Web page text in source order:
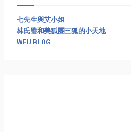
七先生與艾小姐
林氏璧和美狐團三狐的小天地
WFU BLOG